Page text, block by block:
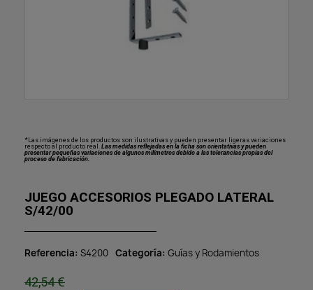
*Las imágenes de los productos son ilustrativas y pueden presentar ligeras variaciones
respecto al producto real. Las medidas reflejadas en la ficha son orientativas y pueden
presentar pequeñas variaciones de algunos milímetros debido a las tolerancias propias del
proceso de fabricación.
JUEGO ACCESORIOS PLEGADO LATERAL
S/42/00
Referencia S4200 Categoría Guías y Rodamientos
42,54 €